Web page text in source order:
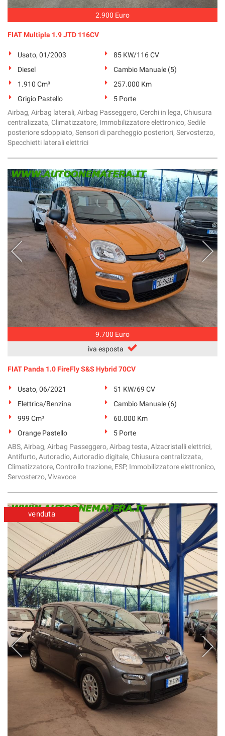
2.900 Euro
FIAT Multipla 1.9 JTD 116CV
Usato, 01/2003
85 KW/116 CV
Diesel
Cambio Manuale (5)
1.910 Cm³
257.000 Km
Grigio Pastello
5 Porte
Airbag, Airbag laterali, Airbag Passeggero, Cerchi in lega, Chiusura
centralizzata, Climatizzatore, Immobilizzatore elettronico, Sedile
posteriore sdoppiato, Sensori di parcheggio posteriori, Servosterzo,
Specchietti laterali elettrici
9.700 Euro
iva esposta
FIAT Panda 1.0 FireFly S&S Hybrid 70CV
Usato, 06/2021
51 KW/69 CV
Elettrica/Benzina
Cambio Manuale (6)
999 Cm³
60.000 Km
Orange Pastello
5 Porte
ABS, Airbag, Airbag Passeggero, Airbag testa, Alzacristalli elettrici,
Antifurto, Autoradio, Autoradio digitale, Chiusura centralizzata,
Climatizzatore, Controllo trazione, ESP, Immobilizzatore elettronico,
Servosterzo, Vivavoce
venduta